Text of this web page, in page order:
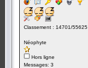
Classement : 14701/55625
Néophyte
Hors ligne
Messages: 3